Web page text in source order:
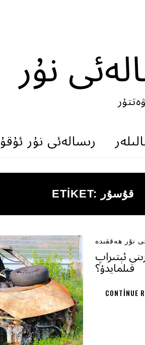
نۇر
رىسالەئى نۇر ئۇقۇ
ETIKET: قۇسۇر
نۇر ھەققىدە
ئېتىراپ
قىلمايدۇ؟
CONTINUE